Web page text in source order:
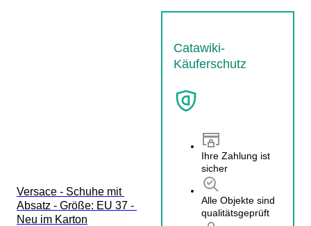
Catawiki-
Käuferschutz
Ihre Zahlung ist
sicher
Alle Objekte sind
qualitätsgeprüft
Versace - Schuhe mit
Absatz - Größe: EU 37 -
Neu im Karton